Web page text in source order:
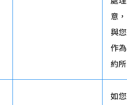
意
與
作
約
如